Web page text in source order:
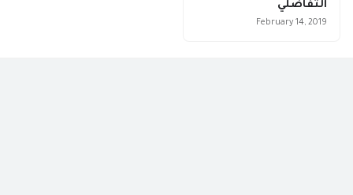
التفاضلي
February 14, 2019